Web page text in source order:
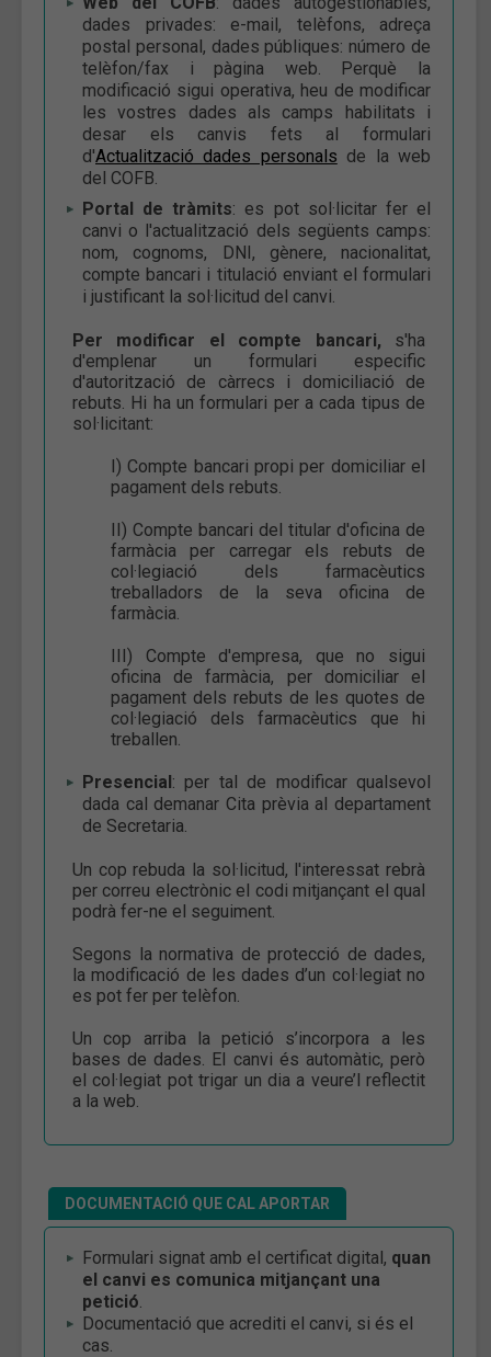
dades privades: e-mail, telèfons, adreça
postal personal, dades públiques: número de
telèfon/fax i pàgina web. Perquè la
modificació sigui operativa, heu de modificar
les vostres dades als camps habilitats i
desar els canvis fets al formulari
d'Actualització dades personals de la web
del COFB.
Portal de tràmits: es pot sol·licitar fer el
canvi o l'actualització dels següents camps:
nom, cognoms, DNI, gènere, nacionalitat,
compte bancari i titulació enviant el formulari
i justificant la sol·licitud del canvi.
Per modificar el compte bancari, s'ha
d'emplenar un formulari especific
d'autorització de càrrecs i domiciliació de
rebuts. Hi ha un formulari per a cada tipus de
sol·licitant:
I) Compte bancari propi per domiciliar el
pagament dels rebuts.
II) Compte bancari del titular d'oficina de
farmàcia per carregar els rebuts de
col·legiació dels farmacèutics
treballadors de la seva oficina de
farmàcia.
III) Compte d'empresa, que no sigui
oficina de farmàcia, per domiciliar el
pagament dels rebuts de les quotes de
col·legiació dels farmacèutics que hi
treballen.
Presencial: per tal de modificar qualsevol
dada cal demanar Cita prèvia al departament
de Secretaria.
Un cop rebuda la sol·licitud, l'interessat rebrà
per correu electrònic el codi mitjançant el qual
podrà fer-ne el seguiment.
Segons la normativa de protecció de dades,
la modificació de les dades d’un col·legiat no
es pot fer per telèfon.
Un cop arriba la petició s’incorpora a les
bases de dades. El canvi és automàtic, però
el col·legiat pot trigar un dia a veure’l reflectit
a la web.
DOCUMENTACIÓ QUE CAL APORTAR
Formulari signat amb el certificat digital, quan
el canvi es comunica mitjançant una
petició.
Documentació que acrediti el canvi, si és el
cas.